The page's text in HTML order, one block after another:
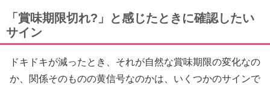
「賞味期限切れ?」と感じたときに確認したい
サイン
ドキドキが減ったとき、それが自然な賞味期限の変化なの
か、関係そのものの黄信号なのかは、いくつかのサインで